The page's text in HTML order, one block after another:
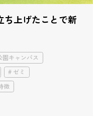
ち上げたことで新
園キャンパス
ゼミ
徴